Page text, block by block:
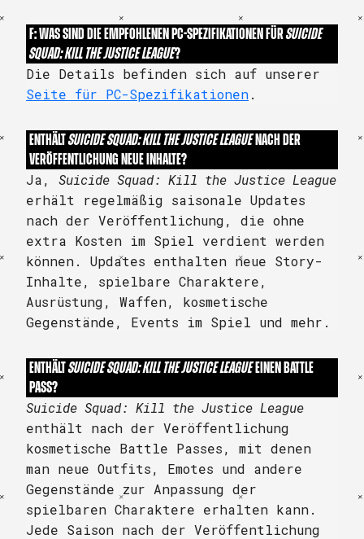
F: WAS SIND DIE EMPFOHLENEN PC-SPEZIFIKATIONEN FÜRSUICIDE
SQUAD: KILL THE JUSTICE LEAGUE?
Die Details befinden sich auf unserer
Seite für PC-Spezifikationen.
ENTHÄLTSUICIDE SQUAD: KILL THE JUSTICE LEAGUENACH DER
VERÖFFENTLICHUNG NEUE INHALTE?
Ja, Suicide Squad: Kill the Justice League
erhält regelmäßig saisonale Updates
nach der Veröffentlichung, die ohne
extra Kosten im Spiel verdient werden
können. Updates enthalten neue Story-
Inhalte, spielbare Charaktere,
Ausrüstung, Waffen, kosmetische
Gegenstände, Events im Spiel und mehr.
ENTHÄLTSUICIDE SQUAD: KILL THE JUSTICE LEAGUEEINEN BATTLE
PASS?
Suicide Squad: Kill the Justice League
enthält nach der Veröffentlichung
kosmetische Battle Passes, mit denen
man neue Outfits, Emotes und andere
Gegenstände zur Anpassung der
spielbaren Charaktere erhalten kann.
Jede Saison nach der Veröffentlichung